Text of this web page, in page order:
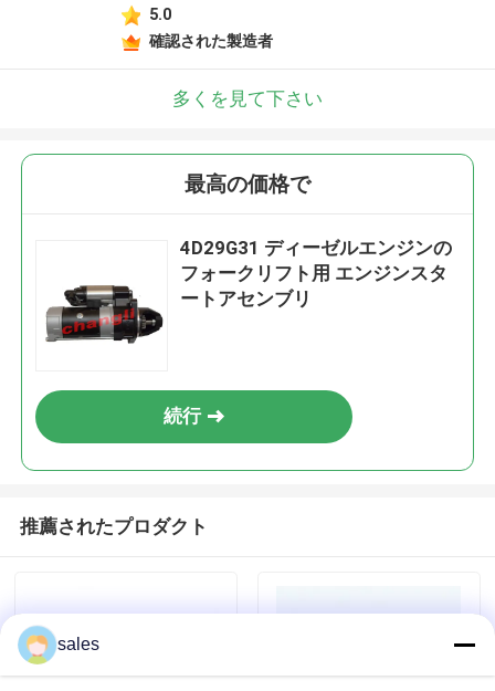
5.0
確認された製造者
多くを見て下さい
最高の価格で
4D29G31 ディーゼルエンジンの
フォークリフト用 エンジンスタ
ートアセンブリ
続行
推薦されたプロダクト
sales